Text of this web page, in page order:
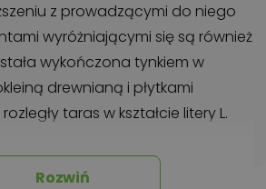
z prowadzącymi do niego
wyróżniającymi się są również
wykończona tynkiem w
drewnianą i płytkami
taras w kształcie litery L.
i gospodarcza na
Rozwiń